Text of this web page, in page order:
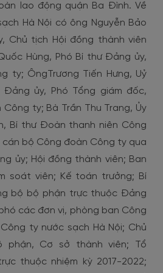
lao động quận Ba Đình. Về
Hà Nội có ông Nguyễn Bảo
Chủ tịch Hội đồng thành viên
Hùng, Phó Bí thư Đảng ủy,
ty; ÔngTrương Tiến Hưng, Uỷ
ủy, Phó Tổng giám đốc,
ty; Bà Trần Thu Trang, Ủy
Bí thư Đoàn thanh niên Công
cán bộ Công đoàn Công ty qua
ủy; Hội đồng thành viên; Ban
soát viên; Kế toán trưởng; Bí
bộ bộ phận trực thuộc Đảng
các đơn vị, phòng ban Công
ty nước sạch Hà Nội; Chủ
phận, Cơ sở thành viên; Tổ
thuộc nhiệm kỳ 2017-2022;